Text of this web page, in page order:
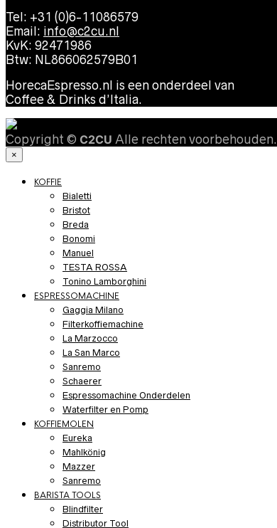
Tel: +31 (0)6-11086579
Email: info@c2cu.nl
KvK: 92471986
Btw: NL866062579B01
HorecaEspresso.nl is een onderdeel van
Coffee & Drinks d’Italia.
Copyright © C2CU Alle rechten voorbehouden.
×
KOFFIE
Bialetti
Bristot
Breda
Bonomi
Manuel
TESTA ROSSA
Tonino Lamborghini
ESPRESSOMACHINE
Gaggia Milano
Filterkoffiemachine
La Marzocco
La San Marco
Sanremo
Schaerer
Espressomachine Onderdelen
Waterfilter en Pomp
KOFFIEMOLEN
Eureka
Mahlkönig
Mazzer
Sanremo
BARISTA TOOLS
Blindfilter
Distributor Tool